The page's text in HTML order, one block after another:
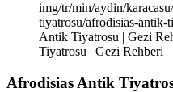
img/tr/min/aydin/
tiyatrosu/afrodisias-
Antik Tiyatrosu | Gezi
Tiyatrosu | Gezi Rehberi
Afrodisias Antik